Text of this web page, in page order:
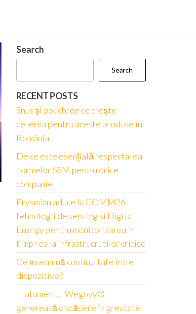
Search
Search
RECENT POSTS
Snus și pouch: de ce crește
cererea pentru aceste produse în
România
De ce este esențială respectarea
normelor SSM pentru orice
companie
Prysmian aduce la COMM26
tehnologii de sensing si Digital
Energy pentru monitorizarea in
timp real a infrastrucrutilor critice
Ce înseamnă continuitate între
dispozitive?
Tratamentul Wegovy®
generează o scădere în greutate